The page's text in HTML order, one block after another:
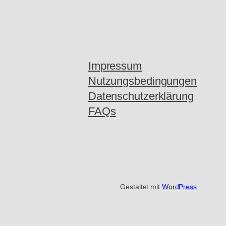
Impressum
Nutzungsbedingungen
Datenschutzerklärung
FAQs
Gestaltet mit WordPress